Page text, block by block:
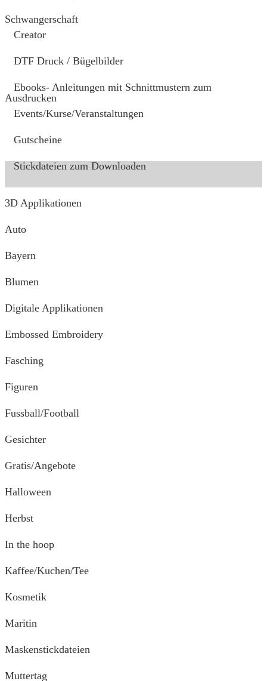
Schwangerschaft
Creator
DTF Druck / Bügelbilder
Ebooks- Anleitungen mit Schnittmustern zum
Ausdrucken
Events/Kurse/Veranstaltungen
Gutscheine
Stickdateien zum Downloaden
3D Applikationen
Auto
Bayern
Blumen
Digitale Applikationen
Embossed Embroidery
Fasching
Figuren
Fussball/Football
Gesichter
Gratis/Angebote
Halloween
Herbst
In the hoop
Kaffee/Kuchen/Tee
Kosmetik
Maritin
Maskenstickdateien
Muttertag